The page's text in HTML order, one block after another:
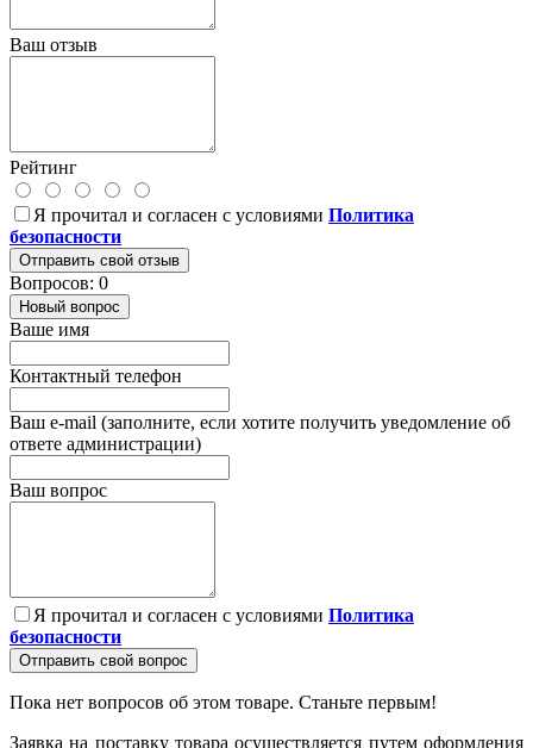
Ваш отзыв
Рейтинг
Я прочитал и согласен с условиями Политика
безопасности
Отправить свой отзыв
Вопросов: 0
Новый вопрос
Ваше имя
Контактный телефон
Ваш e-mail (заполните, если хотите получить уведомление об
ответе администрации)
Ваш вопрос
Я прочитал и согласен с условиями Политика
безопасности
Отправить свой вопрос
Пока нет вопросов об этом товаре. Станьте первым!
Заявка на поставку товара осуществляется путем оформления